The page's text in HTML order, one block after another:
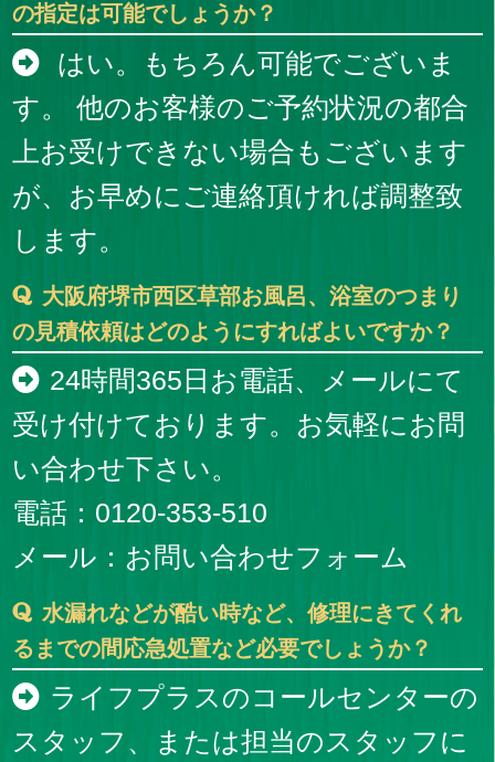
の指定は可能でしょうか？
はい。もちろん可能でございま
す。 他のお客様のご予約状況の都合
上お受けできない場合もございます
が、お早めにご連絡頂ければ調整致
します。
大阪府堺市西区草部お風呂、浴室のつまり
の見積依頼はどのようにすればよいですか？
24時間365日お電話、メールにて
受け付けております。お気軽にお問
い合わせ下さい。
電話：0120-353-510
メール： お問い合わせフォーム
水漏れなどが酷い時など、修理にきてくれ
るまでの間応急処置など必要でしょうか？
ライフプラスのコールセンターの
スタッフ、または担当のスタッフに